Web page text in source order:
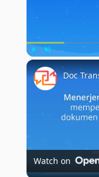
Play Unmute
Watch on